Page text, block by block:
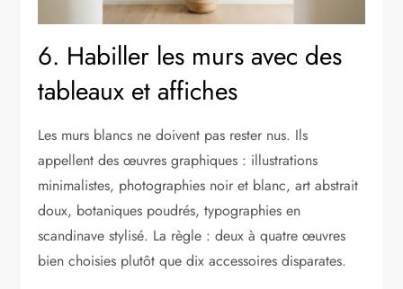
6. Habiller les murs avec des
tableaux et affiches
Les murs blancs ne doivent pas rester nus. Ils
appellent des œuvres graphiques : illustrations
minimalistes, photographies noir et blanc, art abstrait
doux, botaniques poudrés, typographies en
scandinave stylisé. La règle : deux à quatre œuvres
bien choisies plutôt que dix accessoires disparates.